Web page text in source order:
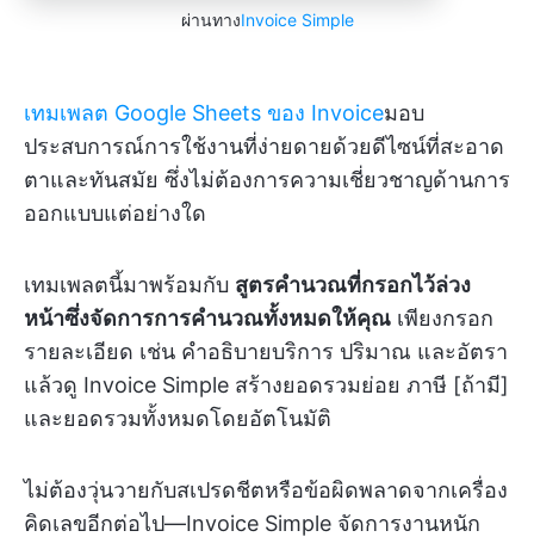
ผ่านทางInvoice Simple
เทมเพลต Google Sheets ของ Invoiceมอบ
ประสบการณ์การใช้งานที่ง่ายดายด้วยดีไซน์ที่สะอาด
ตาและทันสมัย ซึ่งไม่ต้องการความเชี่ยวชาญด้านการ
ออกแบบแต่อย่างใด
เทมเพลตนี้มาพร้อมกับ สูตรคำนวณที่กรอกไว้ล่วง
หน้าซึ่งจัดการการคำนวณทั้งหมดให้คุณ เพียงกรอก
รายละเอียด เช่น คำอธิบายบริการ ปริมาณ และอัตรา
แล้วดู Invoice Simple สร้างยอดรวมย่อย ภาษี [ถ้ามี]
และยอดรวมทั้งหมดโดยอัตโนมัติ
ไม่ต้องวุ่นวายกับสเปรดชีตหรือข้อผิดพลาดจากเครื่อง
คิดเลขอีกต่อไป—Invoice Simple จัดการงานหนัก